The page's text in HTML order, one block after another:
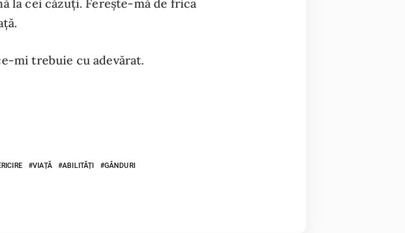
la cei căzuți. Ferește-mă de frica
mi trebuie cu adevărat.
VIAȚĂ ABILITĂȚI GÂNDURI